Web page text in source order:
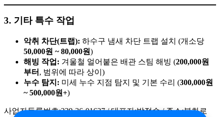
3. 기타 특수 작업
악취 차단(트랩): 하수구 냄새 차단 트랩 설치 (개소당
50,000원 ~ 80,000원)
해빙 작업: 겨울철 얼어붙은 배관 스팀 해빙 (200,000원
부터 , 범위에 따라 상이)
누수 탐지: 미세 누수 지점 탐지 및 기본 수리 (300,000원
~ 500,000원+)
사업자등록번호:239-36-01637 / 대표자:박정수 / 주소:봉화로